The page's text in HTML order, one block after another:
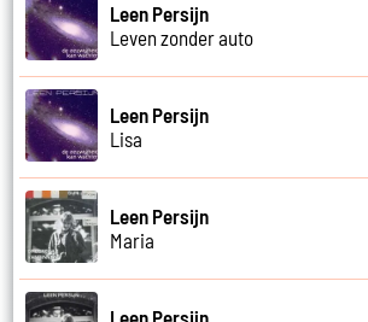
Leen Persijn
Leven zonder auto
Leen Persijn
Lisa
Leen Persijn
Maria